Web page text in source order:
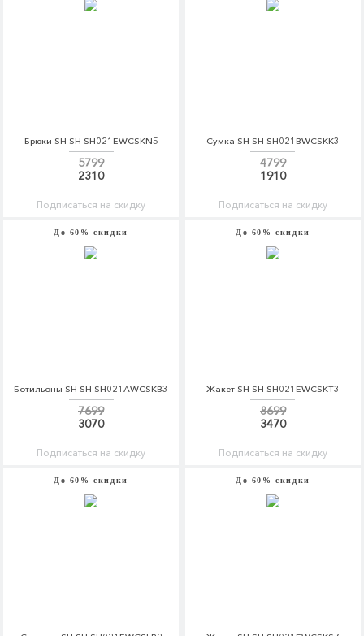
Брюки SH SH SH021EWCSKN5
5799
2310
Подписаться на скидку
Сумка SH SH SH021BWCSKK3
4799
1910
Подписаться на скидку
До 60% скидки
Ботильоны SH SH SH021AWCSKB3
7699
3070
Подписаться на скидку
До 60% скидки
Жакет SH SH SH021EWCSKT3
8699
3470
Подписаться на скидку
До 60% скидки До 60% скидки